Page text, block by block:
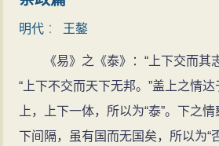
能，不乏正义感，但明哲自守的处世
深睹民苦
王鏊归乡 后，目睹吴中重赋之
与巡抚李司空》，精辟剖析了吴中
现状及对策，成为不朽的名作，为
赋的权威依据。
下。
成化十四年（1478年），进阶文
乞假还乡。抵家三月后，母叶孺人
家。
成化十六年（1480年），王鏊仍
明代 ： 王鏊
《易》之《泰》：“上下交而其志
“上下不交而天下无邦。”盖上之情
上，上下一体，所以为“泰”。下之
下间隔，虽有国而无国矣，所以为“否